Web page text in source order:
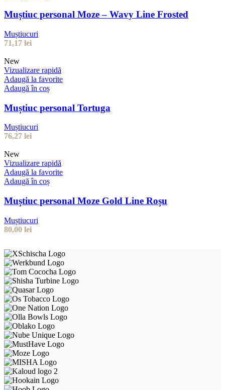
Muștiuc personal Moze – Wavy Line Frosted
Muștiucuri
71,17 lei
New
Vizualizare rapidă
Adaugă la favorite
Adaugă în coș
Muștiuc personal Tortuga
Muștiucuri
76,27 lei
New
Vizualizare rapidă
Adaugă la favorite
Adaugă în coș
Muștiuc personal Moze Gold Line Roșu
Muștiucuri
80,00 lei